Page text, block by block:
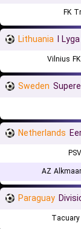
FK
Lithuania I Lyga
Vilnius
Sweden
Netherlands
AZ
Paraguay